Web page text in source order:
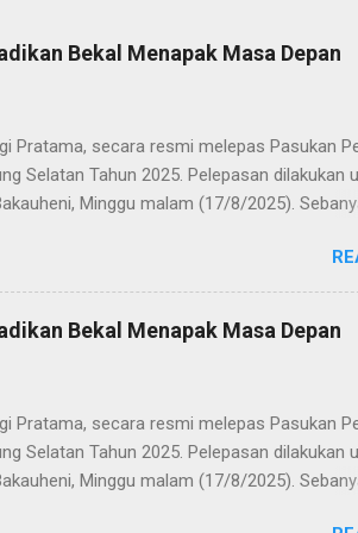
Bekal Menapak Masa Depan
Pratama, secara resmi melepas Pasukan
Selatan Tahun 2025. Pelepasan dilakukan
Minggu malam (17/8/2025).
Lampung Selatan, kini resmi
atas dedikasi, disiplin, dan semangat
Bupati Egi menyampaikan rasa
Forkopimda, Ketua DPRD, pelatih,
Bekal Menapak Masa Depan
Pratama, secara resmi melepas Pasukan
Selatan Tahun 2025. Pelepasan dilakukan
Minggu malam (17/8/2025).